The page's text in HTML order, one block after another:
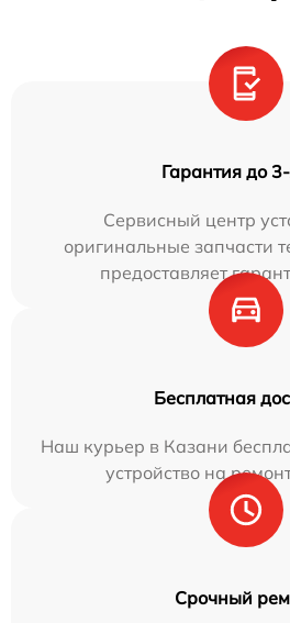
Гарантия до
Сервисный центр
оригинальные запчасти
предоставляет
Бесплатная
Наш курьер в Казани
устройство на
Срочный